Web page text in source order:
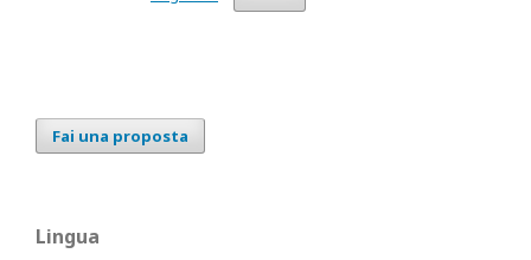
Fai una proposta
Lingua